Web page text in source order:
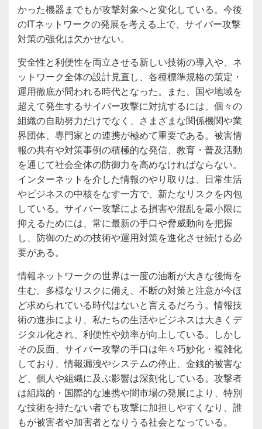
かった機器までもが攻撃対象へと変化している。今後
のITネットワークの発展を考える上で、サイバー攻撃
対策の強化は欠かせない。
安全性と利便性を両立させる新しい技術の導入や、ネ
ットワーク全体の設計見直し、各種標準規格の策定・
運用徹底が問われる時代となった。また、国や地域を
超えて発生するサイバー攻撃に対抗するには、個々の
組織の自助努力だけでなく、さまざまな関係機関や業
界団体、専門家との連携が極めて重要である。被害情
報の共有や対策事例の積極的な発信、教育・普及活動
を通じて社会全体の防御力を高めなければならない。
インターネットを介した情報のやり取りは、日常生活
やビジネスの中核をなす一方で、新たなリスクを内包
している。サイバー攻撃による損害や混乱を最小限に
抑えるためには、常に最新の手口や脅威動向を把握
し、防御のための技術や運用対策を進化させ続ける必
要がある。
情報ネットワークの世界は一度の油断が大きな後悔を
生む。多様なリスクに備え、不断の対策と注意が今ほ
ど求められている時代はないと言えるだろう。情報技
術の進歩により、私たちの生活やビジネスは大きくデ
ジタル化され、利便性や効率が向上している。しかし
その反面、サイバー攻撃の手口は年々巧妙化・複雑化
しており、情報漏洩やシステムの停止、金銭的被害な
ど、個人や組織に及ぶ影響は深刻化している。攻撃者
は組織的・国際的な連携や闇市場の発展により、特別
な技術を持たない者でも攻撃に加担しやすくなり、誰
もが被害者や加害者となりうる社会となっている。